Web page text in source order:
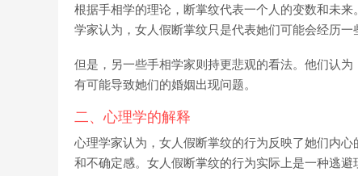
根据手相学的理论，断掌纹代表一个人的变数和未
学家认为，女人假断掌纹只是代表她们可能会经历
但是，另一些手相学家则持更悲观的看法。他们认
有可能导致她们的婚姻出现问题。
二、心理学的解释
心理学家认为，女人假断掌纹的行为反映了她们内
和不确定感。女人假断掌纹的行为实际上是一种逃避